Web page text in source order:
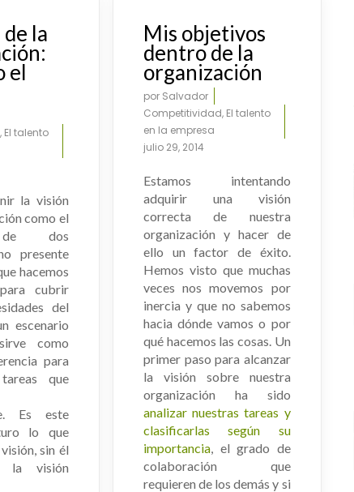
la
el
, El talento
la visión
como el
de dos
presente
hacemos
cubrir
del
escenario
como
para
que
Es este
lo que
sin él
la visión
Mis objetivos
dentro de la
organización
por Salvador
Competitividad, El talento
en la empresa
julio 29, 2014
Estamos intentando
adquirir una visión
correcta de nuestra
organización y hacer de
ello un factor de éxito.
Hemos visto que muchas
veces nos movemos por
inercia y que no sabemos
hacia dónde vamos o por
qué hacemos las cosas. Un
primer paso para alcanzar
la visión sobre nuestra
organización ha sido
analizar nuestras tareas y
clasificarlas según su
importancia, el grado de
colaboración que
requieren de los demás y si